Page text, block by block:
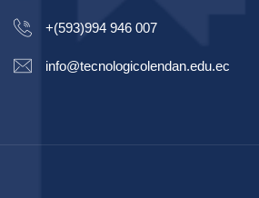
+(593)994 946 007
info@tecnologicolendan.edu.ec